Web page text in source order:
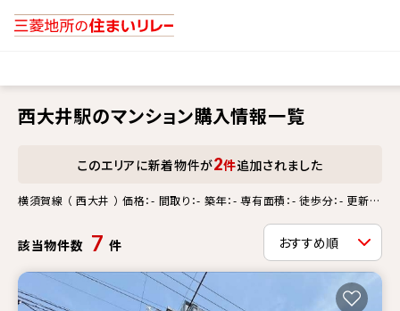
西大井駅のマンション購入情報一覧
このエリアに新着物件が2件追加されました
横須賀線 （ 西大井 ） 価格：- 間取り：- 築年：- 専有面積：- 徒歩分：- 更新情
該当物件数 7 件